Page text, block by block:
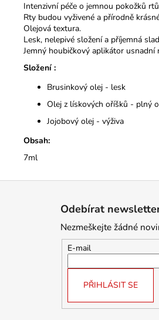
Intenzivní péče o jemnou pokožků
Rty budou vyživené a přírodně
Olejová textura.
Lesk, nelepivé složení a příjemná
Jemný houbičkový aplikátor usnadní
Složení :
Brusinkový olej - lesk
Olej z lískových oříšků - plný
Jojobový olej - výživa
Obsah:
7ml
Odebírat
Nezmeškejte žádné
E-mail
PŘIHLÁSIT SE